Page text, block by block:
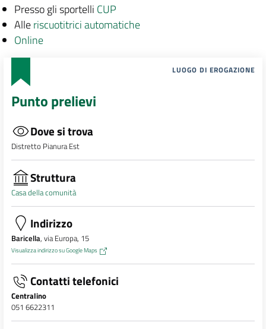
Presso gli sportelli CUP
Alleriscuotitrici automatiche
Online
LUOGO DI EROGAZIONE
Punto prelievi
Dove si trova
Distretto Pianura Est
Struttura
Casa della comunità
Indirizzo
Baricella, via Europa, 15
Visualizza indirizzo su Google Maps
Contatti telefonici
Centralino
051 6622311